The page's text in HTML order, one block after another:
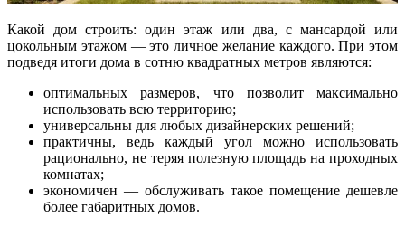
Какой дом строить: один этаж или два, с мансардой или
цокольным этажом — это личное желание каждого. При этом
подведя итоги дома в сотню квадратных метров являются:
оптимальных размеров, что позволит максимально
использовать всю территорию;
универсальны для любых дизайнерских решений;
практичны, ведь каждый угол можно использовать
рационально, не теряя полезную площадь на проходных
комнатах;
экономичен — обслуживать такое помещение дешевле
более габаритных домов.